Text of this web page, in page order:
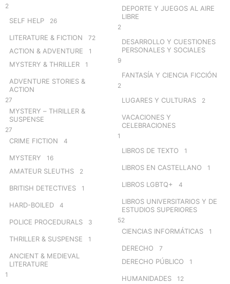
2
SELF HELP 26
LITERATURE & FICTION 72
ACTION & ADVENTURE 1
MYSTERY & THRILLER 1
ADVENTURE STORIES &
ACTION
27
MYSTERY – THRILLER &
SUSPENSE
27
CRIME FICTION 4
MYSTERY 16
AMATEUR SLEUTHS 2
BRITISH DETECTIVES 1
HARD-BOILED 4
POLICE PROCEDURALS 3
THRILLER & SUSPENSE 1
ANCIENT & MEDIEVAL
LITERATURE
1
DEPORTE Y JUEGOS AL AIRE
LIBRE
2
DESARROLLO Y CUESTIONES
PERSONALES Y SOCIALES
9
FANTASÍA Y CIENCIA FICCIÓN
2
LUGARES Y CULTURAS 2
VACACIONES Y
CELEBRACIONES
1
LIBROS DE TEXTO 1
LIBROS EN CASTELLANO 1
LIBROS LGBTQ+ 4
LIBROS UNIVERSITARIOS Y DE
ESTUDIOS SUPERIORES
52
CIENCIAS INFORMÁTICAS 1
DERECHO 7
DERECHO PÚBLICO 1
HUMANIDADES 12